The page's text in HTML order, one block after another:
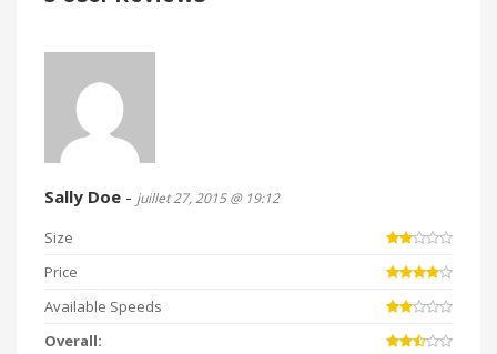
Sally Doe - juillet 27, 2015 @ 19:12
Size
Price
Available Speeds
Overall: